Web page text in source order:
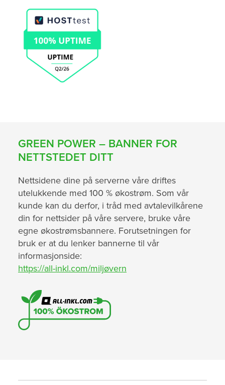
GREEN POWER – BANNER FOR
NETTSTEDET DITT
Nettsidene dine på serverne våre driftes
utelukkende med 100 % økostrøm. Som vår
kunde kan du derfor, i tråd med avtalevilkårene
din for nettsider på våre servere, bruke våre
egne økostrømsbannere. Forutsetningen for
bruk er at du lenker bannerne til vår
informasjonside:
https://all-inkl.com/miljøvern